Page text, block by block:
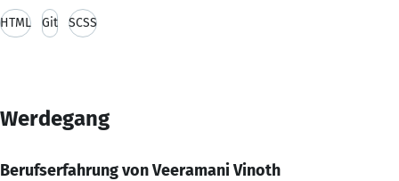
HTML Git SCSS
Werdegang
Berufserfahrung von Veeramani Vinoth